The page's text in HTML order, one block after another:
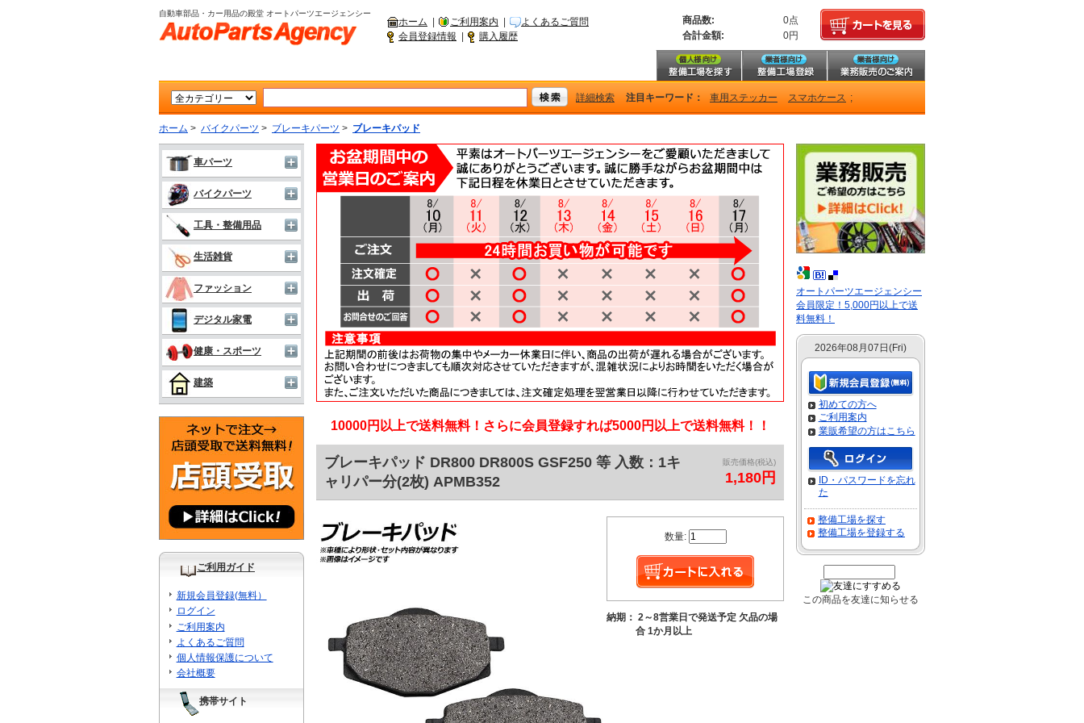
自動車部品・カー用品の殿堂 オートパーツエージェンシー
ホーム ご利用案内
よくあるご質問
会員登録情報
購入履歴
商品数:
0点
合計金額:
0円
詳細検索 注目キーワード： 車用ステッカー スマホケース ;
ホーム > バイクパーツ > ブレーキパーツ > ブレーキパッド
車パーツ
バイクパーツ
工具・整備用品
生活雑貨
ファッション
デジタル家電
健康・スポーツ
建築
ご利用ガイド
新規会員登録(無料）
ログイン
ご利用案内
よくあるご質問
個人情報保護について
会社概要
携帯サイト
10000円以上で送料無料！さらに会員登録すれば5000円以上で送料無料！！
ブレーキパッド DR800 DR800S GSF250 等 入数：1キ
ャリパー分(2枚) APMB352
販売価格(税込)
1,180円
数量:
納期： 2～8営業日で発送予定 欠品の場
合 1か月以上
オートパーツエージェンシー
会員限定！5,000円以上で送
料無料！
2026年08月07日(Fri)
初めての方へ
ご利用案内
業販希望の方はこちら
ID・パスワードを忘れ
た
整備工場を探す
整備工場を登録する
この商品を友達に知らせる